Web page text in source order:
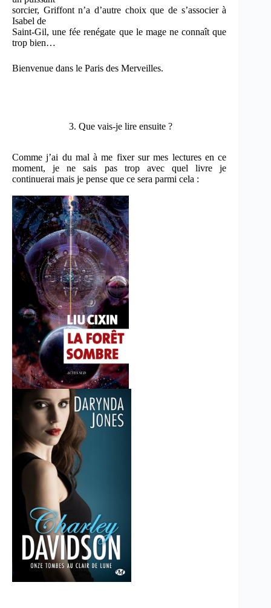
sorcier, Griffont n’a d’autre choix que de s’associer à
Isabel de
Saint-Gil, une fée renégate que le mage ne connaît que
trop bien…
Bienvenue dans le Paris des Merveilles.
3. Que vais-je lire ensuite ?
Comme j’ai du mal à me fixer sur mes lectures en ce
moment, je ne sais pas trop avec quel livre je
continuerai mais je pense que ce sera parmi cela :